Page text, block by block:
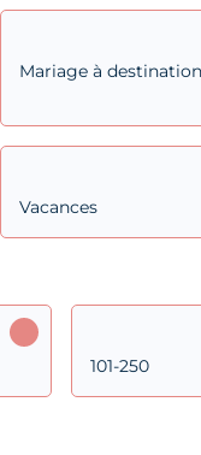
Mariage à destination
Vacances
101-250